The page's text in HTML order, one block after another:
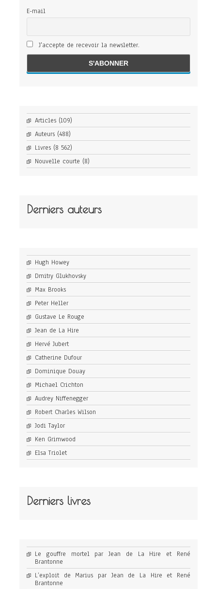
E-mail
J'accepte de recevoir la newsletter.
Articles (109)
Auteurs (488)
Livres (8 562)
Nouvelle courte (8)
Derniers auteurs
Hugh Howey
Dmitry Glukhovsky
Max Brooks
Peter Heller
Gustave Le Rouge
Jean de La Hire
Hervé Jubert
Catherine Dufour
Dominique Douay
Michael Crichton
Audrey Niffenegger
Robert Charles Wilson
Jodi Taylor
Ken Grimwood
Elsa Triolet
Derniers livres
Le gouffre mortel par Jean de La Hire et René
Brantonne
L’exploit de Marius par Jean de La Hire et René
Brantonne